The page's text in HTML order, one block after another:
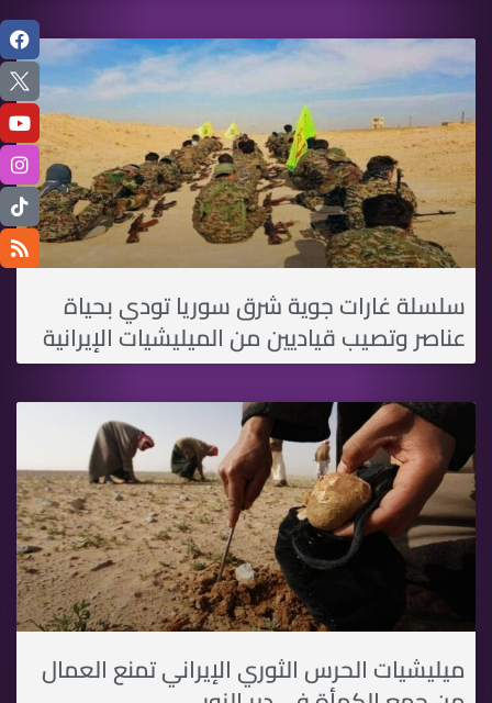
سلسلة غارات جوية شرق سوريا تودي بحياة
عناصر وتصيب قياديين من الميليشيات اﻹيرانية
ميليشيات الحرس الثوري الإيراني تمنع العمال